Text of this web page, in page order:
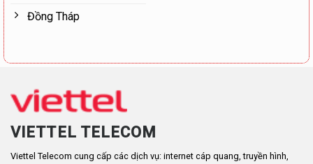
Đồng Tháp
VIETTEL TELECOM
Viettel Telecom cung cấp các dịch vụ: internet cáp quang, truyền hình,